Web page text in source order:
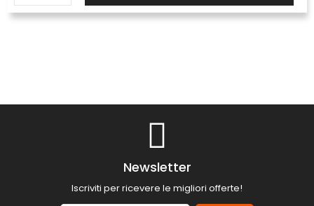
Newsletter
Iscriviti per ricevere le migliori offerte!